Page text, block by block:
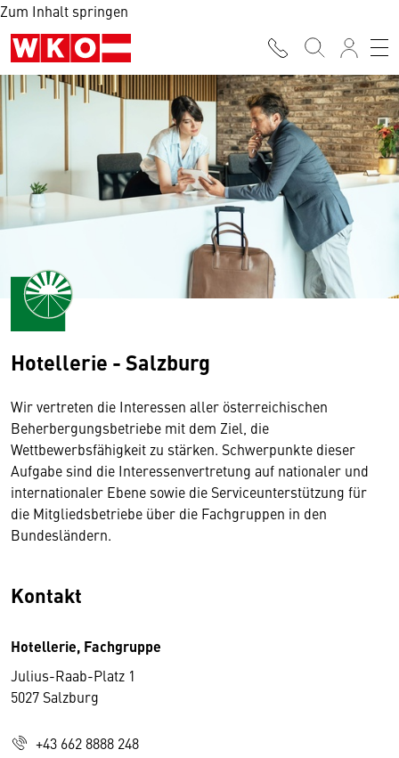
Zum Inhalt springen
Hotellerie - Salzburg
Wir vertreten die Interessen aller österreichischen
Beherbergungsbetriebe mit dem Ziel, die
Wettbewerbsfähigkeit zu stärken. Schwerpunkte dieser
Aufgabe sind die Interessenvertretung auf nationaler und
internationaler Ebene sowie die Serviceunterstützung für
die Mitgliedsbetriebe über die Fachgruppen in den
Bundesländern.
Kontakt
Hotellerie, Fachgruppe
Julius-Raab-Platz 1
5027 Salzburg
+43 662 8888 248